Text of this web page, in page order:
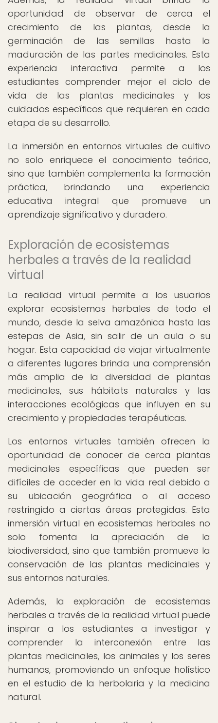
oportunidad de observar de cerca el
crecimiento de las plantas, desde la
germinación de las semillas hasta la
maduración de las partes medicinales. Esta
experiencia interactiva permite a los
estudiantes comprender mejor el ciclo de
vida de las plantas medicinales y los
cuidados específicos que requieren en cada
etapa de su desarrollo.
La inmersión en entornos virtuales de cultivo
no solo enriquece el conocimiento teórico,
sino que también complementa la formación
práctica, brindando una experiencia
educativa integral que promueve un
aprendizaje significativo y duradero.
Exploración de ecosistemas
herbales a través de la realidad
virtual
La realidad virtual permite a los usuarios
explorar ecosistemas herbales de todo el
mundo, desde la selva amazónica hasta las
estepas de Asia, sin salir de un aula o su
hogar. Esta capacidad de viajar virtualmente
a diferentes lugares brinda una comprensión
más amplia de la diversidad de plantas
medicinales, sus hábitats naturales y las
interacciones ecológicas que influyen en su
crecimiento y propiedades terapéuticas.
Los entornos virtuales también ofrecen la
oportunidad de conocer de cerca plantas
medicinales específicas que pueden ser
difíciles de acceder en la vida real debido a
su ubicación geográfica o al acceso
restringido a ciertas áreas protegidas. Esta
inmersión virtual en ecosistemas herbales no
solo fomenta la apreciación de la
biodiversidad, sino que también promueve la
conservación de las plantas medicinales y
sus entornos naturales.
Además, la exploración de ecosistemas
herbales a través de la realidad virtual puede
inspirar a los estudiantes a investigar y
comprender la interconexión entre las
plantas medicinales, los animales y los seres
humanos, promoviendo un enfoque holístico
en el estudio de la herbolaria y la medicina
natural.